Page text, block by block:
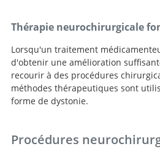
Thérapie neurochirurgicale
Lorsqu'un traitement
d'obtenir une amélioration
recourir à des procédures
méthodes thérapeutiques sont
forme de dystonie.
Procédures